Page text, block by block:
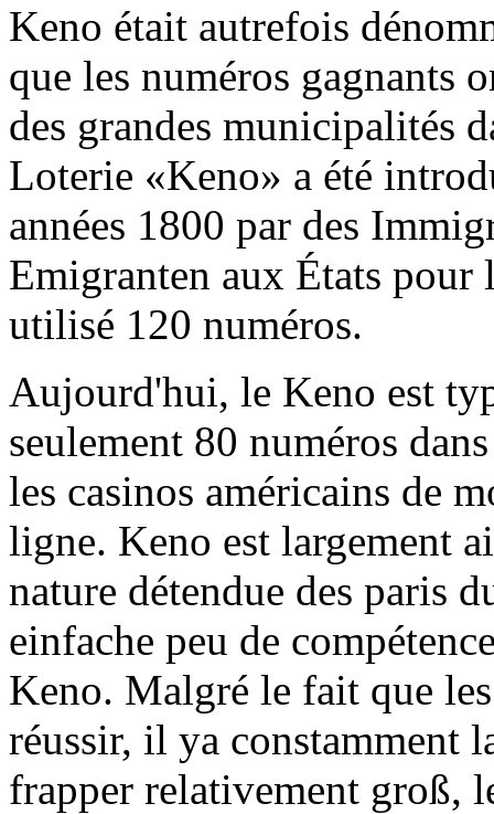
Keno était autrefois
que les numéros gagnants
des grandes municipalités
Loterie «Keno» a été
années 1800 par des
Emigranten aux États
utilisé 120 numéros.
Aujourd'hui, le Keno est
seulement 80 numéros
les casinos américains de
ligne. Keno est largement
nature détendue des paris
einfache peu de
Keno. Malgré le fait que
réussir, il ya constamment
frapper relativement groß,